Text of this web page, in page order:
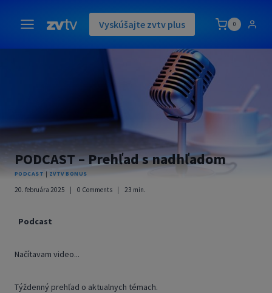
content
Vyskúšajte zvtv plus 0
PODCAST – Prehľad s nadhľadom
PODCAST | ZVTV BONUS
20. februára 2025 0 Comments 23 min.
Podcast
Načítavam video...
Týždenný prehľad o aktualnych témach.